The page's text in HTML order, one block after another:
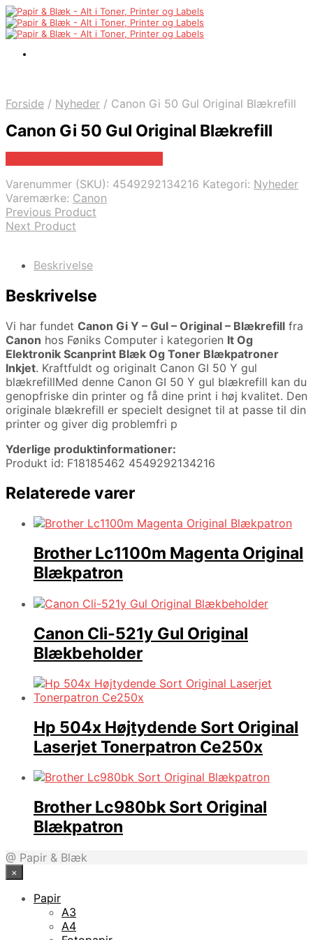
Forside / Nyheder / Canon Gi 50 Gul Original Blækrefill
Canon Gi 50 Gul Original Blækrefill
Varenummer (SKU): 4549292134216 Kategori: Nyheder
Varemærke: Canon
Previous Product
Next Product
Beskrivelse
Beskrivelse
Vi har fundet Canon Gi Y – Gul – Original – Blækrefill fra
Canon hos Føniks Computer i kategorien It Og
Elektronik Scanprint Blæk Og Toner Blækpatroner
Inkjet. Kraftfuldt og originalt Canon GI 50 Y gul
blækrefillMed denne Canon GI 50 Y gul blækrefill kan du
genopfriske din printer og få dine print i høj kvalitet. Den
originale blækrefill er specielt designet til at passe til din
printer og giver dig problemfri p
Yderlige produktinformationer:
Produkt id: F18185462 4549292134216
Relaterede varer
Brother Lc1100m Magenta Original
Blækpatron
Canon Cli-521y Gul Original
Blækbeholder
Hp 504x Højtydende Sort Original
Laserjet Tonerpatron Ce250x
Brother Lc980bk Sort Original
Blækpatron
@ Papir & Blæk
×
Papir
A3
A4